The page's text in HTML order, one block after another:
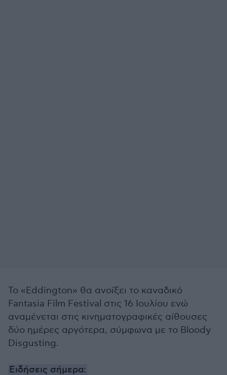
Το «Eddington» θα ανοίξει το καναδικό
Fantasia Film Festival στις 16 Ιουλίου ενώ
αναμένεται στις κινηματογραφικές αίθουσες
δύο ημέρες αργότερα, σύμφωνα με το Bloody
Disgusting.
Ειδήσεις σήμερα: